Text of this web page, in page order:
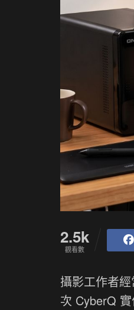
2.5k
觀看數
攝影工作者
次 CyberQ